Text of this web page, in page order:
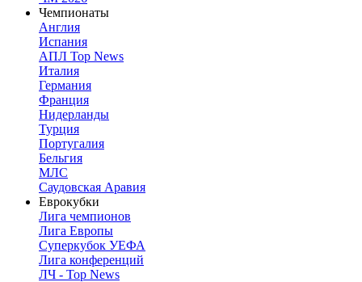
Чемпионаты
Англия
Испания
АПЛ Top News
Италия
Германия
Франция
Нидерланды
Турция
Португалия
Бельгия
МЛС
Саудовская Аравия
Еврокубки
Лига чемпионов
Лига Европы
Суперкубок УЕФА
Лига конференций
ЛЧ - Top News